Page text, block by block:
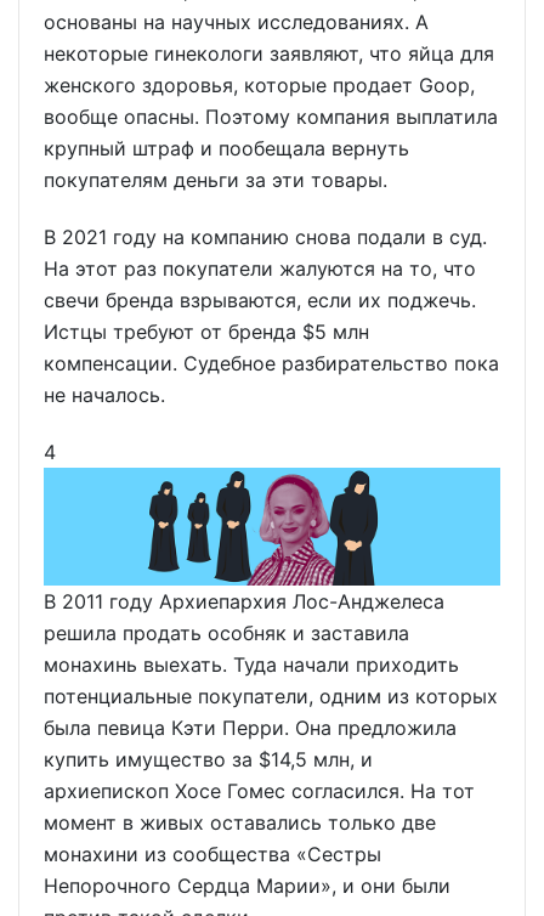
основаны на научных исследованиях. А
некоторые гинекологи заявляют, что яйца для
женского здоровья, которые продает Goop,
вообще опасны. Поэтому компания выплатила
крупный штраф и пообещала вернуть
покупателям деньги за эти товары.
В 2021 году на компанию снова подали в суд.
На этот раз покупатели жалуются на то, что
свечи бренда взрываются, если их поджечь.
Истцы требуют от бренда $5 млн
компенсации. Судебное разбирательство пока
не началось.
4
В 2011 году Архиепархия Лос-Анджелеса
решила продать особняк и заставила
монахинь выехать. Туда начали приходить
потенциальные покупатели, одним из которых
была певица Кэти Перри. Она предложила
купить имущество за $14,5 млн, и
архиепископ Хосе Гомес согласился. На тот
момент в живых оставались только две
монахини из сообщества «Сестры
Непорочного Сердца Марии», и они были